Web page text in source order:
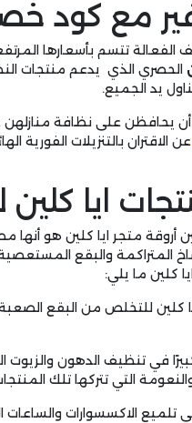
مع كود
الفعالة تتسم بأسعارها
الحصري الذي يدعم منتجات
يد الجميع.
يحافظن على نظافة منازلهن
عن الاقتران بالتنزيلات الفورية
ايا كلين
أروقة متجر ايا كلين هو
المتراكمة والبقع المستعصية،
كلين ما يلي:
كلين للتخلص من البقع الصعبة
كبيرًا في تنظيف الدهون
التي تتركها تلك
في تلميع الاكسسوارات